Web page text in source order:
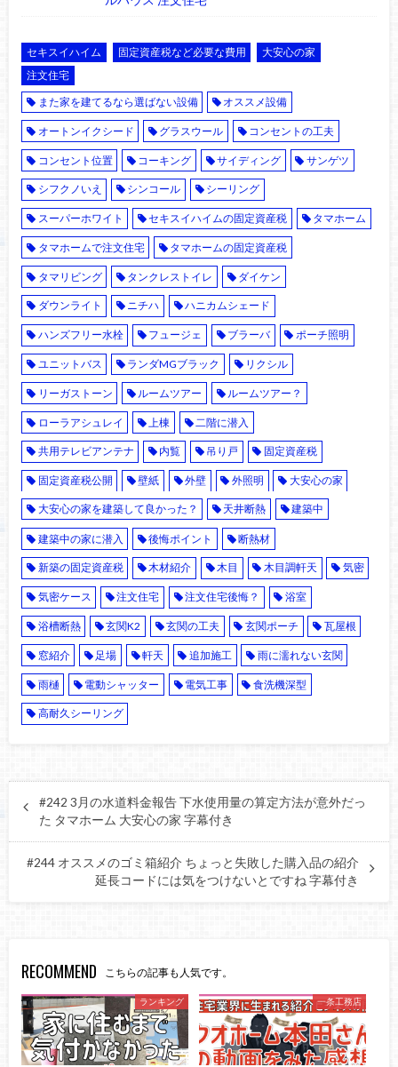
セキスイハイム 固定資産税など必要な費用
大安心の家
注文住宅
また家を建てるなら選ばない設備
オススメ設備
オートンイクシード グラスウール コンセントの工夫
コンセント位置 コーキング サイディング サンゲツ
シフクノいえ シンコール シーリング
スーパーホワイト セキスイハイムの固定資産税 タマホーム
タマホームで注文住宅 タマホームの固定資産税
タマリビング タンクレストイレ ダイケン
ダウンライト ニチハ ハニカムシェード
ハンズフリー水栓 フュージェ ブラーバ ポーチ照明
ユニットバス ランダMGブラック リクシル
リーガストーン ルームツアー ルームツアー？
ローラアシュレイ 上棟 二階に潜入
共用テレビアンテナ 内覧 吊り戸 固定資産税
固定資産税公開 壁紙 外壁 外照明 大安心の家
大安心の家を建築して良かった？ 天井断熱 建築中
建築中の家に潜入 後悔ポイント 断熱材
新築の固定資産税 木材紹介 木目 木目調軒天 気密
気密ケース 注文住宅 注文住宅後悔？ 浴室
浴槽断熱 玄関K2 玄関の工夫 玄関ポーチ 瓦屋根
窓紹介 足場 軒天 追加施工 雨に濡れない玄関
雨樋 電動シャッター 電気工事 食洗機深型
高耐久シーリング
#242 3月の水道料金報告 下水使用量の算定方法が意外だっ
た タマホーム 大安心の家 字幕付き
#244 オススメのゴミ箱紹介 ちょっと失敗した購入品の紹介
延長コードには気をつけないとですね 字幕付き
RECOMMEND こちらの記事も人気です。
ランキング 一条工務店